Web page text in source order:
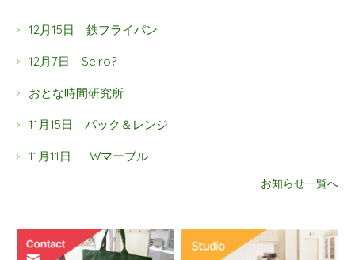
12月15日 鉄フライパン
12月7日 Seiro?
おとな時間研究所
11月15日 パック＆レンジ
11月11日 Wマーブル
お知らせ一覧へ